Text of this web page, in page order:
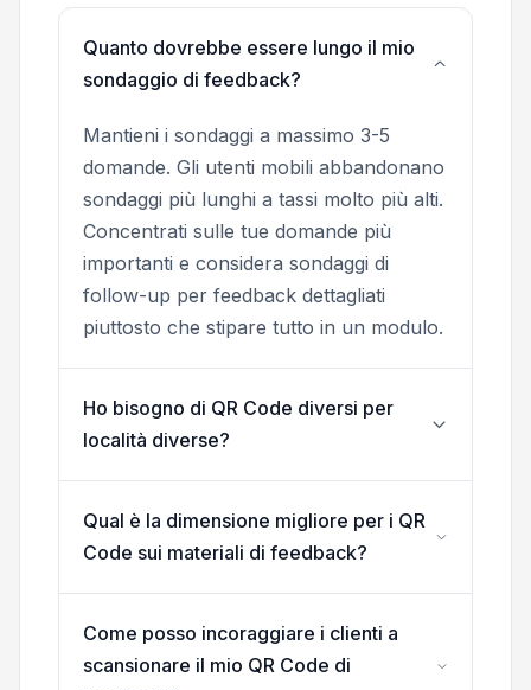
Quanto dovrebbe essere lungo il mio
sondaggio di feedback?
Mantieni i sondaggi a massimo 3-5
domande. Gli utenti mobili abbandonano
sondaggi più lunghi a tassi molto più alti.
Concentrati sulle tue domande più
importanti e considera sondaggi di
follow-up per feedback dettagliati
piuttosto che stipare tutto in un modulo.
Ho bisogno di QR Code diversi per
località diverse?
Qual è la dimensione migliore per i QR
Code sui materiali di feedback?
Come posso incoraggiare i clienti a
scansionare il mio QR Code di